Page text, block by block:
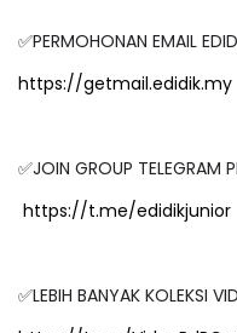
✅PERMOHONAN EMAIL
https://getmail.edidik.my
✅JOIN GROUP TELEGRAM
https://t.me/edidikjunior
✅LEBIH BANYAK KOLEKSI